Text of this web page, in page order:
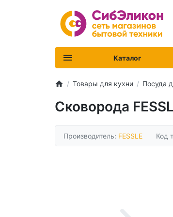
Каталог
Товары для кухни Посуда
Сковорода
Производитель: FESSLE Код